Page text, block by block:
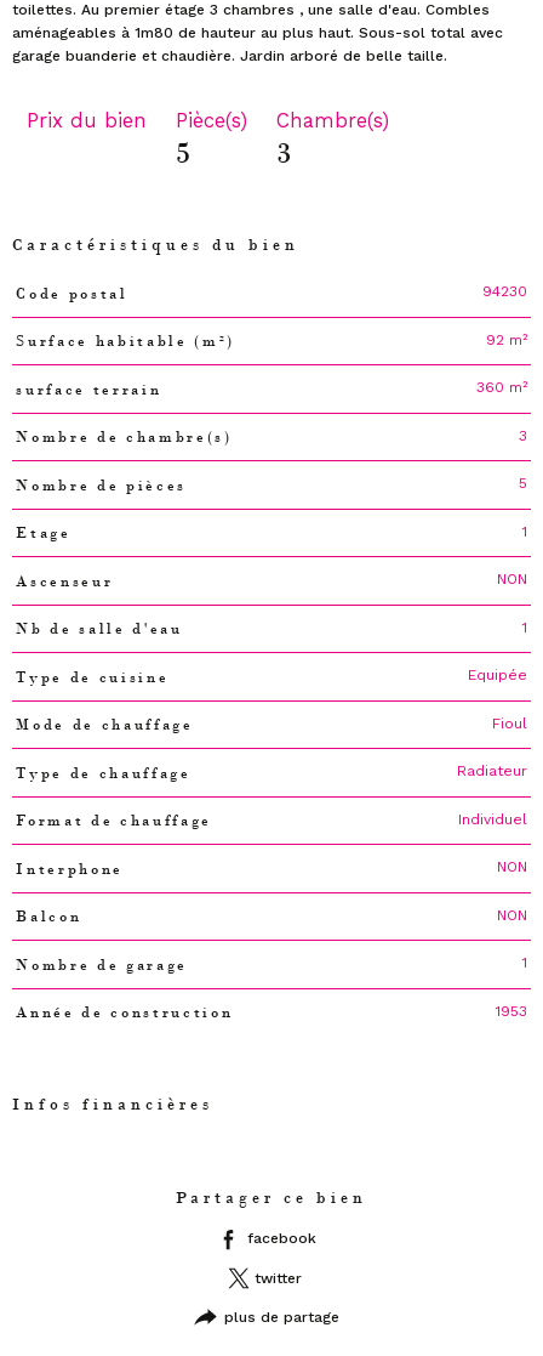
toilettes. Au premier étage 3 chambres , une salle d'eau. Combles
aménageables à 1m80 de hauteur au plus haut. Sous-sol total avec
Prix du bien Pièce(s)
5
Chambre(s)
3
Caractéristiques du bien
Caractéristiques
Code postal 94230
Surface habitable (m²) 92 m²
surface terrain 360 m²
Nombre de chambre(s) 3
Nombre de pièces 5
Etage 1
Ascenseur NON
Nb de salle d'eau 1
Type de cuisine Equipée
Mode de chauffage Fioul
Type de chauffage Radiateur
Format de chauffage Individuel
Interphone NON
Balcon NON
Nombre de garage 1
Année de construction 1953
Infos financières
Partager ce bien
facebook
twitter
plus de partage